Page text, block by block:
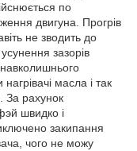
по
двигуна. Прогрів
не зводить до
зазорів
масла і так
За рахунок
швидко і
закипання
чого не можу